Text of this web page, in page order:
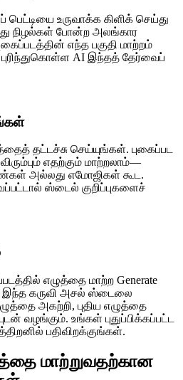
பெட்டியை உருவாக்க கிளிக் செய்து
நிழல்கள் போன்ற அலங்கார
எந்த பகுதி மாற்றம்
AI இந்தத் தேர்வைப்
தட்டச்சு செய்யுங்கள். புகைப்பட
எதற்கும் மாற்றலாம்—
அல்லது எமோஜிகள் கூட.
ஸ்டைல் குறிப்புகளைச்
எழுத்தை மாற்ற Generate
கருவி அசல் ஸ்டைலை
அகற்றி, புதிய எழுத்தை
வழங்கும். உங்கள் புதுப்பிக்கப்பட்ட
பதிவிறக்குங்கள்.
மாற்றுவதற்கான